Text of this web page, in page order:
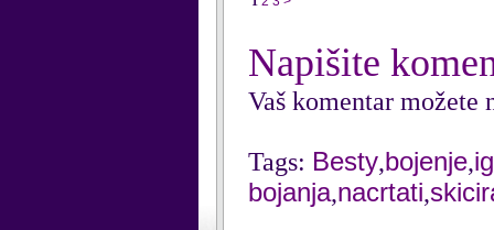
Napišite
Vaš komentar možete
Tags: Besty,bojenje,
bojanja,nacrtati,